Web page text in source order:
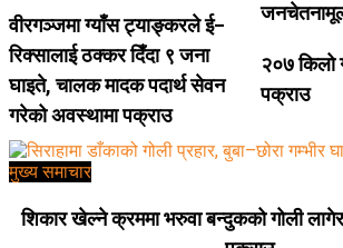
वीरगञ्जमा ग्याँस ट्याङ्करले ई–
रिक्सालाई ठक्कर दिँदा ९ जना
घाइते, चालक मादक पदार्थ सेवन
गरेको अवस्थामा पक्राउ
२०७ किलो
पक्राउ
मुख्य समाचार
शिकार खेल्ने क्रममा भरुवा बन्दुकको गोली